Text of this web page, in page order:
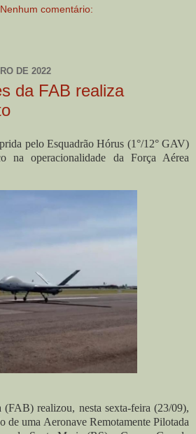
Nenhum comentário:
DE 2022
da FAB realiza
pelo Esquadrão Hórus (1°/12° GAV)
na operacionalidade da Força Aérea
realizou, nesta sexta-feira (23/09),
de uma Aeronave Remotamente Pilotada